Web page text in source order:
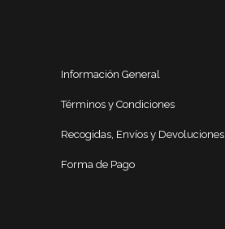
Información General
Términos y Condiciones
Recogidas, Envíos y Devoluciones
Forma de Pago